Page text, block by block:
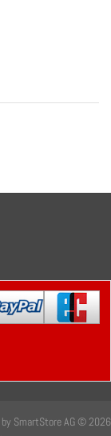
by SmartStore AG © 2026